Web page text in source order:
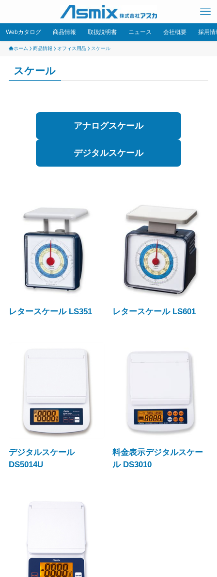
Webカタログ 商品情報 取扱説明書 ニュース 会社概要 採用情
ホーム 商品情報 オフィス用品 スケール
スケール
アナログスケール
デジタルスケール
レタースケール LS351 レタースケール LS601
デジタルスケール
DS5014U
料金表示デジタルスケー
ル DS3010